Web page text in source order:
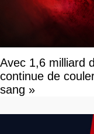
Avec 1,6 milliard
continue de
sang »